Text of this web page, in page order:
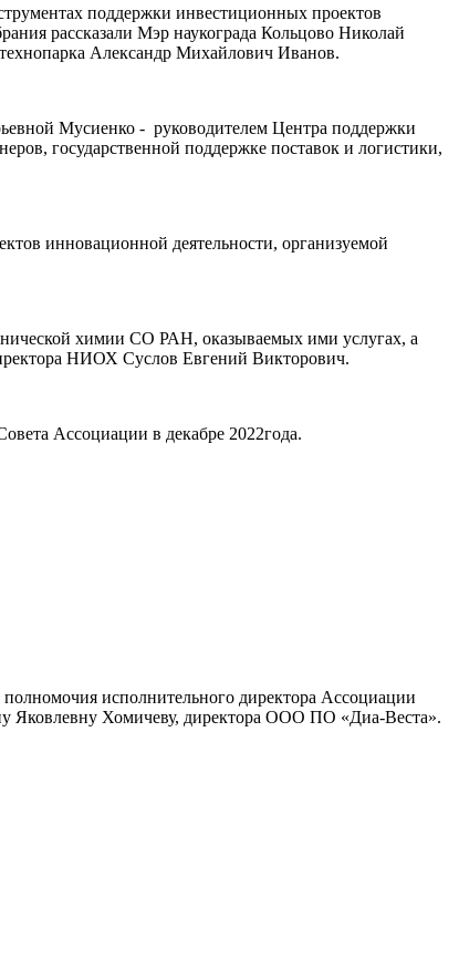
поддержки инвестиционных проектов
рассказали Мэр наукограда Кольцово Николай
Александр Михайлович Иванов.
Мусиенко - руководителем Центра поддержки
государственной поддержке поставок и логистики,
инновационной деятельности, организуемой
химии СО РАН, оказываемых ими услугах, а
НИОХ Суслов Евгений Викторович.
Ассоциации в декабре 2022года.
исполнительного директора Ассоциации
Яковлевну Хомичеву, директора ООО ПО «Диа-Веста».